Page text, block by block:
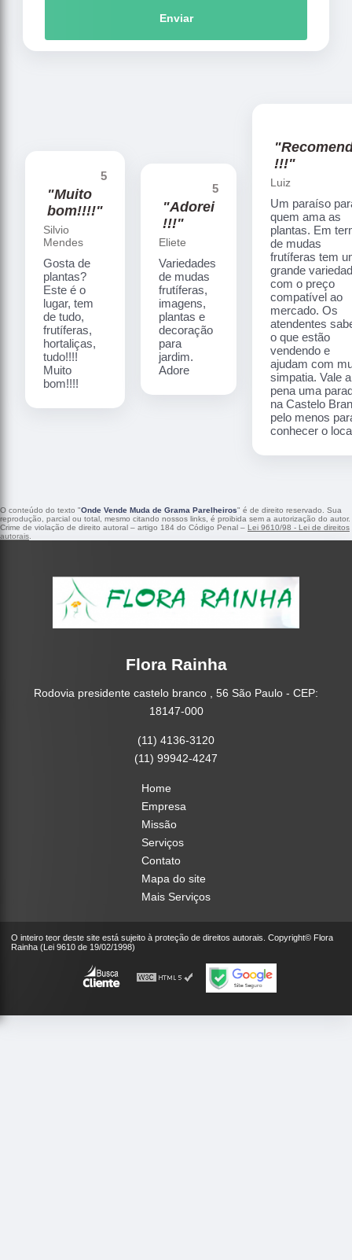
Enviar
5
"Muito
bom!!!!"
Silvio
Mendes
Gosta de
plantas?
Este é o
lugar, tem
de tudo,
frutíferas,
hortaliças,
tudo!!!!
Muito
bom!!!!
5
"Adorei
!!!"
Eliete
Variedades
de mudas
frutíferas,
imagens,
plantas e
decoração
para
jardim.
Adore
!!!"
Luiz
Um paraíso
quem ama as
plantas. Em
de mudas
frutíferas tem
grande
com o preço
compatível ao
mercado. Os
atendentes
o que estão
vendendo e
ajudam com
simpatia. Vale a
pena uma
na Castelo
pelo menos
conhecer o
O conteúdo do texto "Onde Vende Muda de Grama Parelheiros" é de direito reservado. Sua
reprodução, parcial ou total, mesmo citando nossos links, é proibida sem a autorização do autor.
Crime de violação de direito autoral – artigo 184 do Código Penal – Lei 9610/98 - Lei de direitos
autorais
Flora Rainha
Rodovia presidente castelo branco , 56 São Paulo - CEP:
18147-000
(11) 4136-3120
(11) 99942-4247
Home
Empresa
Missão
Serviços
Contato
Mapa do site
Mais Serviços
O inteiro teor deste site está sujeito à proteção de direitos autorais. Copyright© Flora
Rainha (Lei 9610 de 19/02/1998)